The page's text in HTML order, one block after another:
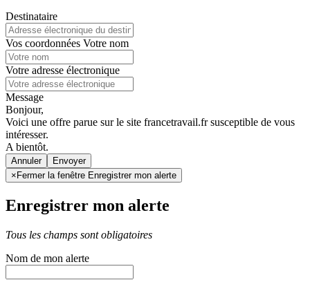
Destinataire
Vos coordonnées Votre nom
Votre adresse électronique
Message
Bonjour,
Voici une offre parue sur le site francetravail.fr susceptible de vous
intéresser.
A bientôt.
Annuler
× Fermer la fenêtre Enregistrer mon alerte
Enregistrer mon alerte
Tous les champs sont obligatoires
Nom de mon alerte